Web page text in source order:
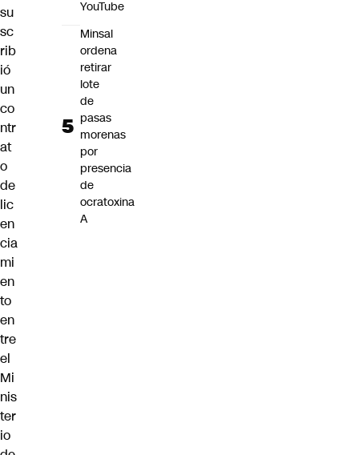
su
sc
rib
ió
un
co
ntr
at
o
de
lic
en
cia
mi
en
to
en
tre
el
Mi
nis
ter
io
YouTube
Minsal
ordena
retirar
lote
de
pasas
morenas
por
presencia
de
ocratoxina
A